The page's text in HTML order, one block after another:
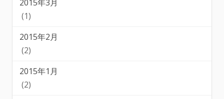
2015年3月
(1)
2015年2月
(2)
2015年1月
(2)